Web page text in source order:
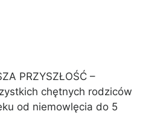
PRZYSZŁOŚĆ –
chętnych rodziców
od niemowlęcia do 5